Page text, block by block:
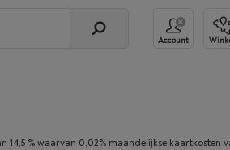
Account
14,5 % waarvan 0,02% maandelijkse